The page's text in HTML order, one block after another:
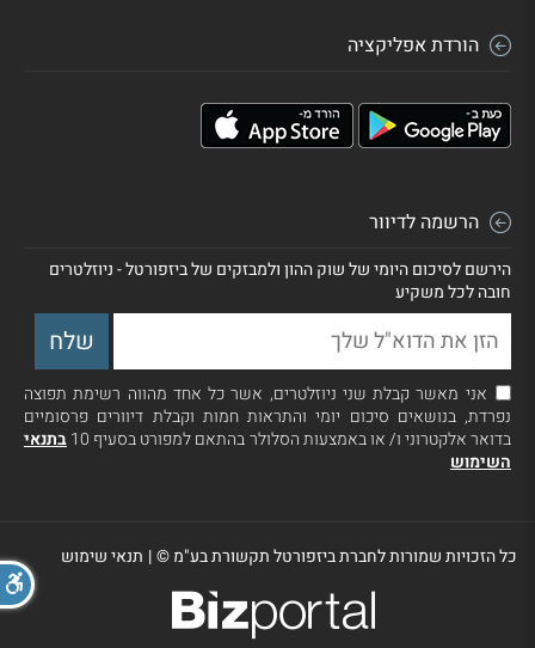
הורדת אפליקציה
הרשמה לדיוור
הירשם לסיכום היומי של שוק ההון ולמבזקים של ביזפורטל - ניוזלטרים
חובה לכל משקיע
אני מאשר קבלת שני ניוזלטרים, אשר כל אחד מהווה רשימת תפוצה
נפרדת, בנושאים סיכום יומי והתראות חמות וקבלת דיוורים פרסומיים
בדואר אלקטרוני ו/ או באמצעות הסלולר בהתאם למפורט בסעיף 10
בתנאי
השימוש
כל הזכויות שמורות לחברת ביזפורטל תקשורת בע"מ ©| תנאי שימוש